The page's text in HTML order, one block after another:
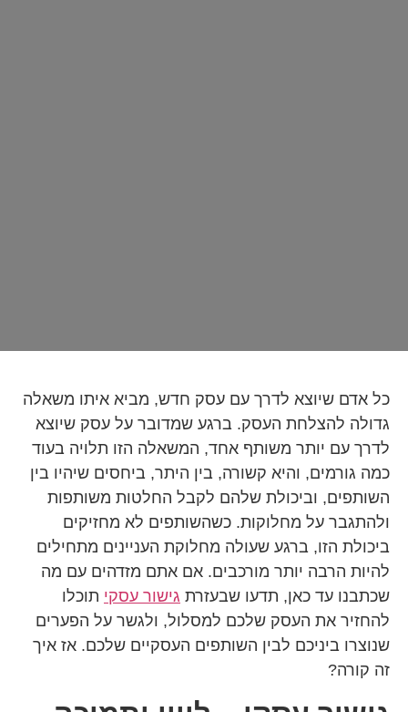
כל אדם שיוצא לדרך עם עסק חדש, מביא איתו משאלה
גדולה להצלחת העסק. ברגע שמדובר על עסק שיוצא
לדרך עם יותר משותף אחד, המשאלה הזו תלויה בעוד
כמה גורמים, והיא קשורה, בין היתר, ביחסים שיהיו בין
השותפים, וביכולת שלהם לקבל החלטות משותפות
ולהתגבר על מחלוקות. כשהשותפים לא מחזיקים
ביכולת הזו, ברגע שעולה מחלוקת העניינים מתחילים
להיות הרבה יותר מורכבים. אם אתם מזדהים עם מה
שכתבנו עד כאן, תדעו שבעזרת גישור עסקי תוכלו
להחזיר את העסק שלכם למסלול, ולגשר על הפערים
שנוצרו ביניכם לבין השותפים העסקיים שלכם. אז איך
זה קורה?